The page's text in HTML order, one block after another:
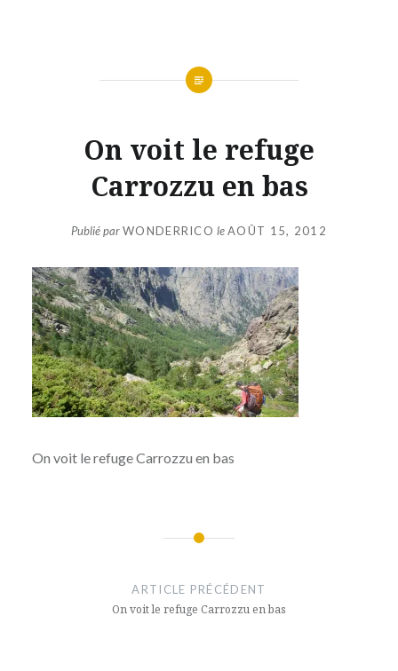
On voit le refuge
Carrozzu en bas
Publié parWONDERRICO leAOÛT 15, 2012
On voit le refuge Carrozzu en bas
ARTICLE PRÉCÉDENT
On voit le refuge Carrozzu en bas